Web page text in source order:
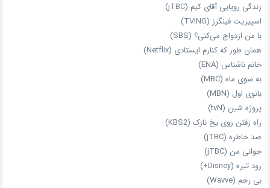
زندگی رویایی آقای کیم (jTBC)
اسپیریت فینگرز (TVING)
با من ازدواج می‌کنی؟ (SBS)
همان‌ طور که کنارم ایستادی (Netflix)
خانم ناشناس (ENA)
به سوی ماه (MBC)
بانوی اول (MBN)
پروژه شین (tvN)
راه رفتن روی یخ نازک (KBS2)
صد خاطره (jTBC)
جوانی من (jTBC)
رود تیره (Disney+)
بی‌ رحم (Wavve)